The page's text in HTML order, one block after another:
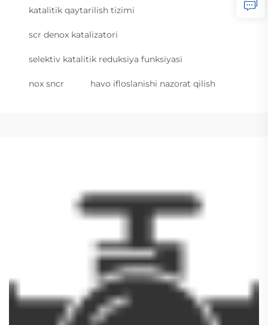
katalitik qaytarilish tizimi
scr denox katalizatori
selektiv katalitik reduksiya funksiyasi
nox sncr havo ifloslanishi nazorat qilish